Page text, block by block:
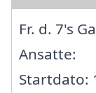
Fr. d. 7's
Ansatte:
Startdato: